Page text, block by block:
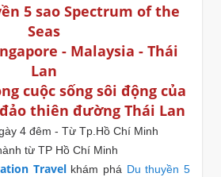
5 sao Spectrum of the
Seas
- Malaysia - Thái
Lan
cuộc sống sôi động của
thiên đường Thái Lan
4 đêm - Từ Tp.Hồ Chí Minh
từ TP Hồ Chí Minh
Travel khám phá Du thuyền 5